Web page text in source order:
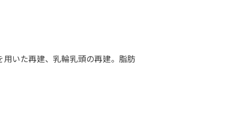
いた再建、乳輪乳頭の再建。脂肪